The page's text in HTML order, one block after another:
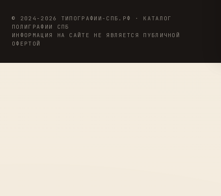
© 2024-2026 ТИПОГРАФИИ-СПБ.РФ · КАТАЛОГ
ПОЛИГРАФИИ СПБ
ИНФОРМАЦИЯ НА САЙТЕ НЕ ЯВЛЯЕТСЯ ПУБЛИЧНОЙ
ОФЕРТОЙ